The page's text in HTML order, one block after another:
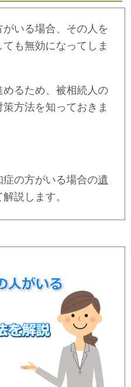
いる場合、その人を
も無効になってしま
めるため、被相続人の
方法を知っておきま
の方がいる場合の遺
説します。